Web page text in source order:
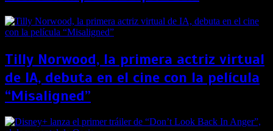
Tilly Norwood, la primera actriz virtual
de IA, debuta en el cine con la película
“Misaligned”